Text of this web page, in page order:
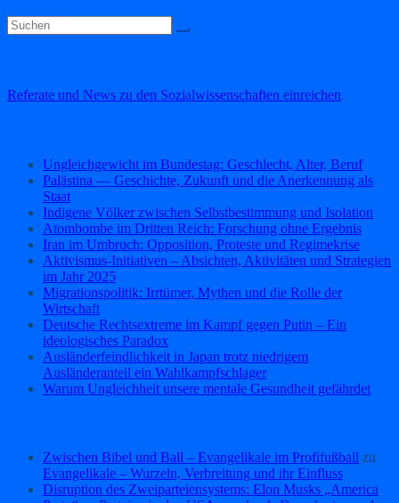
Referate und News zu den Sozialwissenschaften einreichen.
Ungleichgewicht im Bundestag: Geschlecht, Alter, Beruf
Palästina — Geschichte, Zukunft und die Anerkennung als
Staat
Indigene Völker zwischen Selbstbestimmung und Isolation
Atombombe im Dritten Reich: Forschung ohne Ergebnis
Iran im Umbruch: Opposition, Proteste und Regimekrise
Aktivismus‑Initiativen – Absichten, Aktivitäten und Strategien
im Jahr 2025
Migrationspolitik: Irrtümer, Mythen und die Rolle der
Wirtschaft
Deutsche Rechtsextreme im Kampf gegen Putin – Ein
ideologisches Paradox
Ausländerfeindlichkeit in Japan trotz niedrigem
Ausländeranteil ein Wahlkampfschlager
Warum Ungleichheit unsere mentale Gesundheit gefährdet
Zwischen Bibel und Ball – Evangelikale im Profifußball zu
Evangelikale – Wurzeln, Verbreitung und ihr Einfluss
Disruption des Zweiparteiensystems: Elon Musks „America